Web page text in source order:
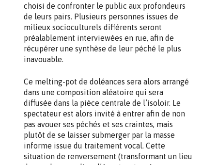
choisi de confronter le public aux profondeurs
de leurs pairs. Plusieurs personnes issues de
milieux socioculturels différents seront
préalablement interviewées en rue, afin de
récupérer une synthèse de leur péché le plus
inavouable.
Ce melting-pot de doléances sera alors arrangé
dans une composition aléatoire qui sera
diffusée dans la pièce centrale de l’isoloir. Le
spectateur est alors invité à entrer afin de non
pas avouer ses péchés et ses craintes, mais
plutôt de se laisser submerger par la masse
informe issue du traitement vocal. Cette
situation de renversement (transformant un lieu